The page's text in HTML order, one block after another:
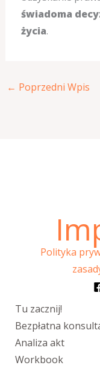
świadoma
życia.
← Poprzedni Wpis
Polityka
Tu zacznij!
Bezpłatna
Analiza akt
Workbook